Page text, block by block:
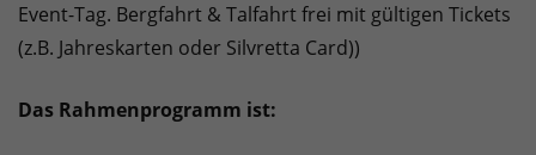
Event-Tag. Bergfahrt & Talfahrt frei mit gültigen Tickets
(z.B. Jahreskarten oder Silvretta Card))
Das Rahmenprogramm ist: